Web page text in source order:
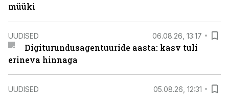
müüki
UUDISED 06.08.26, 13:17
Digiturundusagentuuride aasta: kasv tuli
erineva hinnaga
UUDISED 05.08.26, 12:31